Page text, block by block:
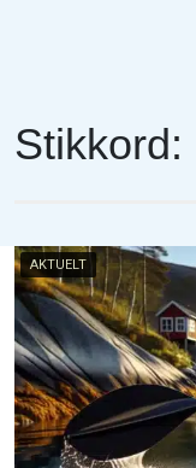
Stikkord:
AKTUELT